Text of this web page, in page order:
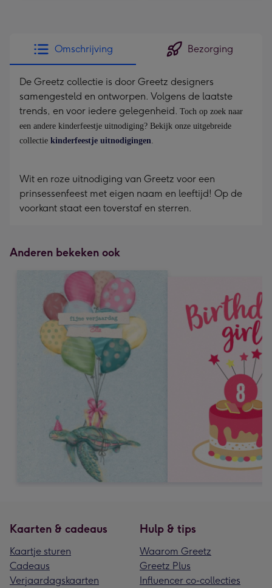
Omschrijving Bezorging
De Greetz collectie is door Greetz designers
samengesteld en ontworpen. Volgens de laatste
trends, en voor iedere gelegenheid. Toch op zoek naar
een andere kinderfeestje uitnodiging? Bekijk onze uitgebreide
collectie kinderfeestje uitnodigingen.
Wit en roze uitnodiging van Greetz voor een
prinsessenfeest met eigen naam en leeftijd! Op de
voorkant staat een toverstaf en sterren.
Anderen bekeken ook
Kaarten & cadeaus
Kaartje sturen
Cadeaus
Verjaardagskaarten
Hulp & tips
Waarom Greetz
Greetz Plus
Influencer co-collecties